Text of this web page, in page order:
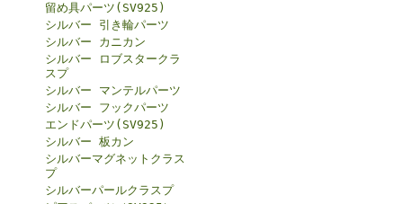
留め具パーツ(SV925)
シルバー 引き輪パーツ
シルバー カニカン
シルバー ロブスタークラ
スプ
シルバー マンテルパーツ
シルバー フックパーツ
エンドパーツ(SV925)
シルバー 板カン
シルバーマグネットクラス
プ
シルバーパールクラスプ